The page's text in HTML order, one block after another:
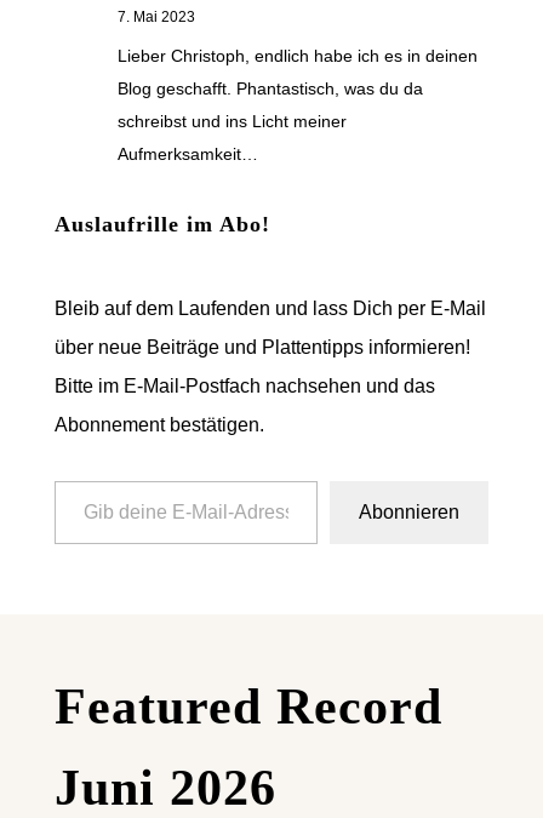
7. Mai 2023
Lieber Christoph, endlich habe ich es in deinen
Blog geschafft. Phantastisch, was du da
schreibst und ins Licht meiner
Aufmerksamkeit…
Auslaufrille im Abo!
Bleib auf dem Laufenden und lass Dich per E-Mail
über neue Beiträge und Plattentipps informieren!
Bitte im E-Mail-Postfach nachsehen und das
Abonnement bestätigen.
Gib deine E-Mail-Adresse ein ...
Abonnieren
Featured Record
Juni 2026